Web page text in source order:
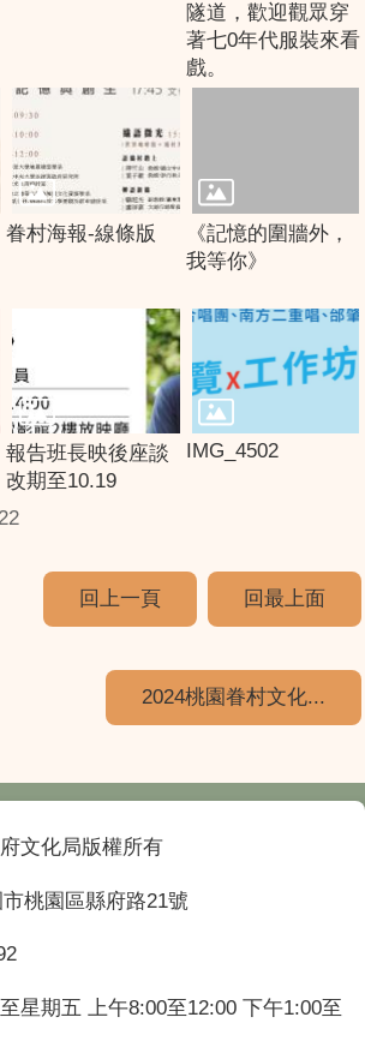
隧道，歡迎觀眾穿
著七0年代服裝來看
戲。
眷村海報-線條版
《記憶的圍牆外，
我等你》
報告班長映後座談
改期至10.19
IMG_4502
回上一頁 回最上面
2024桃園眷村文化...
文化局版權所有
桃園區縣府路21號
星期五 上午8:00至12:00 下午1:00至